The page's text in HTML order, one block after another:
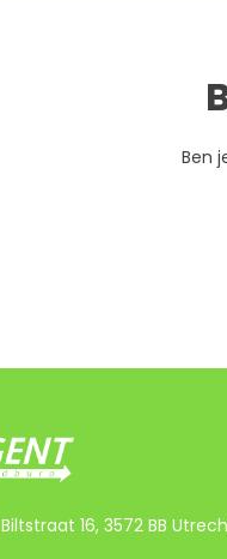
Ben
Biltstraat 16, 3572 BB